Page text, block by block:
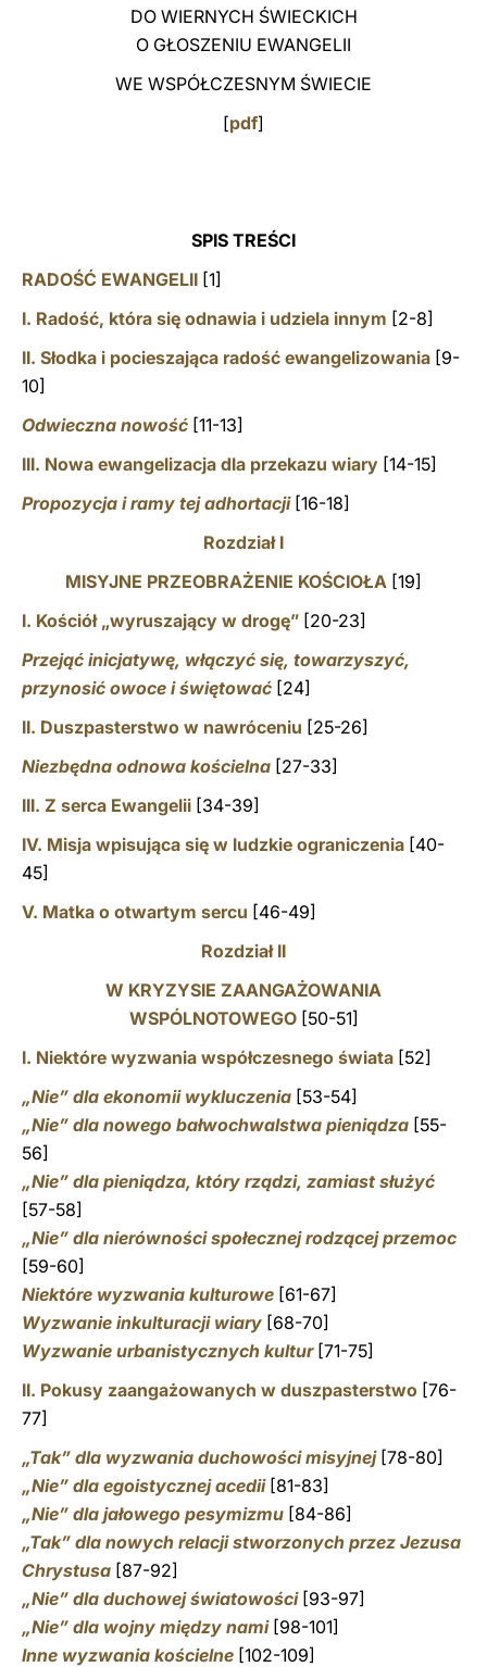
DO WIERNYCH ŚWIECKICH
O GŁOSZENIU EWANGELII
WE WSPÓŁCZESNYM ŚWIECIE
[pdf]
SPIS TREŚCI
RADOŚĆ EWANGELII [1]
I. Radość, która się odnawia i udziela innym [2-8]
II. Słodka i pocieszająca radość ewangelizowania [9-
10]
Odwieczna nowość [11-13]
III. Nowa ewangelizacja dla przekazu wiary [14-15]
Propozycja i ramy tej adhortacji[16-18]
Rozdział I
MISYJNE PRZEOBRAŻENIE KOŚCIOŁA [19]
I. Kościół „wyruszający w drogę” [20-23]
Przejąć inicjatywę, włączyć się, towarzyszyć,
przynosić owoce i świętować [24]
II. Duszpasterstwo w nawróceniu [25-26]
Niezbędna odnowa kościelna [27-33]
III. Z serca Ewangelii [34-39]
IV. Misja wpisująca się w ludzkie ograniczenia [40-
45]
V. Matka o otwartym sercu [46-49]
Rozdział II
W KRYZYSIE ZAANGAŻOWANIA
WSPÓLNOTOWEGO[50-51]
I. Niektóre wyzwania współczesnego świata [52]
„Nie” dla ekonomii wykluczenia [53-54]
„Nie” dla nowego bałwochwalstwa pieniądza [55-
56]
„Nie” dla pieniądza, który rządzi, zamiast służyć
[57-58]
„Nie” dla nierówności społecznej rodzącej przemoc
[59-60]
Niektóre wyzwania kulturowe [61-67]
Wyzwanie inkulturacji wiary [68-70]
Wyzwanie urbanistycznych kultur [71-75]
II. Pokusy zaangażowanych w duszpasterstwo [76-
77]
„Tak” dla wyzwania duchowości misyjnej [78-80]
„Nie” dla egoistycznej acedii [81-83]
„Nie” dla jałowego pesymizmu [84-86]
„Tak” dla nowych relacji stworzonych przez Jezusa
Chrystusa [87-92]
„Nie” dla duchowej światowości [93-97]
„Nie” dla wojny między nami [98-101]
Inne wyzwania kościelne [102-109]